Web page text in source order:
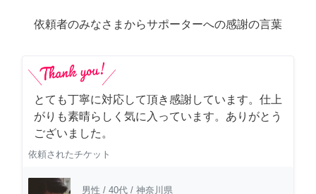
依頼者のみなさまからサポーターへの感謝の言葉
とても丁寧に対応して頂き感謝しています。仕上
がりも素晴らしく気に入っています。ありがとう
ございました。
依頼されたチケット
男性 / 40代 / 神奈川県